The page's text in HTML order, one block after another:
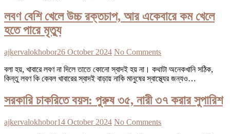
লবণ বেশি খেলে উচ্চ রক্তচাপ, আর একেবারে কম খেলে
হতে পারে মৃত্যু
ajkervalokhobor26 October 2024 No Comments
বলা হয়, খাবারে লবণ না দিলে তাতে কোনো স্বাদই হয় না। কথাটা অনেকখানি সঠিক,
কিন্তু লবণ কি কেবল খাবারের স্বাদই বাড়ায় নাকি মানুষের স্বাস্থ্যের জন্যও…
সরকারি চাকরিতে বয়স: পুরুষ ৩৫, নারী ৩৭ করার সুপারিশ
ajkervalokhobor14 October 2024 No Comments